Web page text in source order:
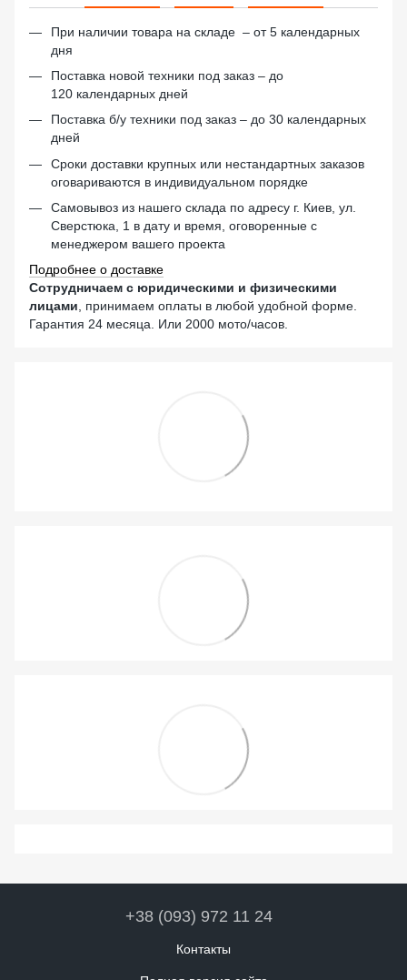
При наличии товара на складе – от 5 календарных
дня
Поставка новой техники под заказ – до
120 календарных дней
Поставка б/у техники под заказ – до 30 календарных
дней
Сроки доставки крупных или нестандартных заказов
оговариваются в индивидуальном порядке
Самовывоз из нашего склада по адресу г. Киев, ул.
Сверстюка, 1 в дату и время, оговоренные с
менеджером вашего проекта
Подробнее о доставке
Сотрудничаем с юридическими и физическими
лицами, принимаем оплаты в любой удобной форме.
Гарантия 24 месяца. Или 2000 мото/часов.
+38 (093) 972 11 24
Контакты